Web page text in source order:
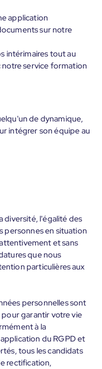
application
sur notre
intérimaires tout au
notre service formation
de dynamique,
intégrer son équipe au
diversité, l'égalité des
personnes en situation
et sans
que nous
particulières aux
personnelles sont
garantir votre vie
à la
du RGPD et
tous les candidats
rectification,